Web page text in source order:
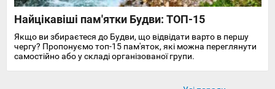
Найцікавіші пам'ятки Будви: ТОП-15
Якщо ви збираєтеся до Будви, що відвідати варто в першу
чергу? Пропонуємо топ-15 пам'яток, які можна переглянути
самостійно або у складі організованої групи.